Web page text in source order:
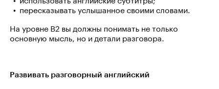
пересказывать услышанное своими словами.
На уровне B2 вы должны понимать не только
основную мысль, но и детали разговора.
Развивать разговорный английский